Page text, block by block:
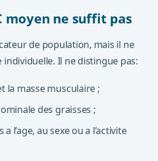
moyen ne suffit pas
de population, mais il ne
individuelle. Il ne distingue pas:
la masse musculaire ;
des graisses ;
l’age, au sexe ou a l’activite